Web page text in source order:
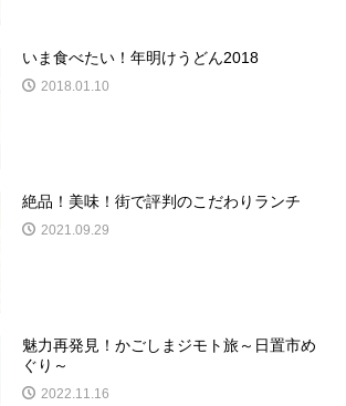
いま食べたい！年明けうどん2018
2018.01.10
絶品！美味！街で評判のこだわりランチ
2021.09.29
魅力再発見！かごしまジモト旅～日置市め
ぐり～
2022.11.16